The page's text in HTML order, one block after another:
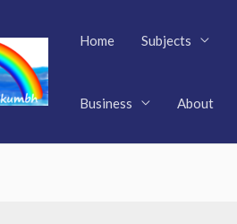
Home Subjects
Business About